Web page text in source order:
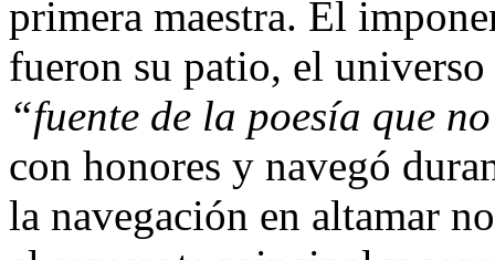
primera maestra. El
fueron su patio, el
“fuente de la poesía que
con honores y navegó
la navegación en altamar